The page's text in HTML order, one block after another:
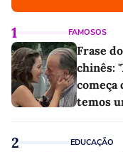
1 FAMOSOS
Frase
chinês:
começa
temos
2 EDUCAÇÃO